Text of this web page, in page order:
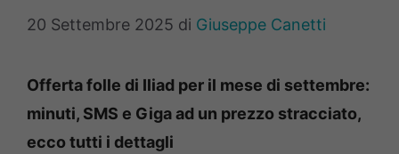
20 Settembre 2025 di Giuseppe Canetti
Offerta folle di Iliad per il mese di settembre:
minuti, SMS e Giga ad un prezzo stracciato,
ecco tutti i dettagli